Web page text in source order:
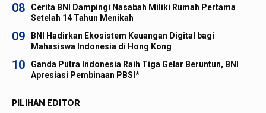
08
Cerita BNI Dampingi Nasabah Miliki Rumah Pertama
Setelah 14 Tahun Menikah
09
BNI Hadirkan Ekosistem Keuangan Digital bagi
Mahasiswa Indonesia di Hong Kong
10
Ganda Putra Indonesia Raih Tiga Gelar Beruntun, BNI
Apresiasi Pembinaan PBSI*
PILIHAN EDITOR